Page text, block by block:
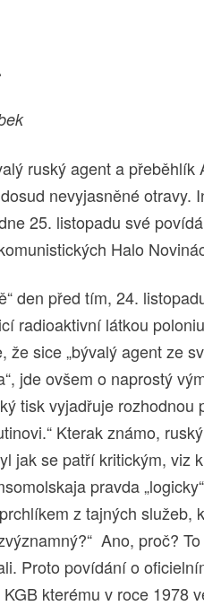
ruský agent a
nevyjasněné otravy.
25. listopadu své
Halo
den před tím, 24.
radioaktivní látkou
že sice „bývalý agent ze
jde ovšem o naprostý
tisk vyjadřuje rozhodnou
Kterak známo,
jak se patří kritickým, viz
pravda
z tajných služeb,
Ano, proč?
Proto povídání o
kterému v roce 1978